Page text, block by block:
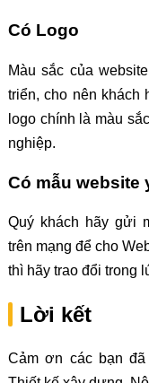
Có Logo
Màu sắc của
triển, cho nên khách
logo chính là màu
nghiệp.
Có mẫu website
Quý khách hãy gửi
trên mạng để cho
thì hãy trao đổi trong
Lời kết
Cảm ơn các bạn